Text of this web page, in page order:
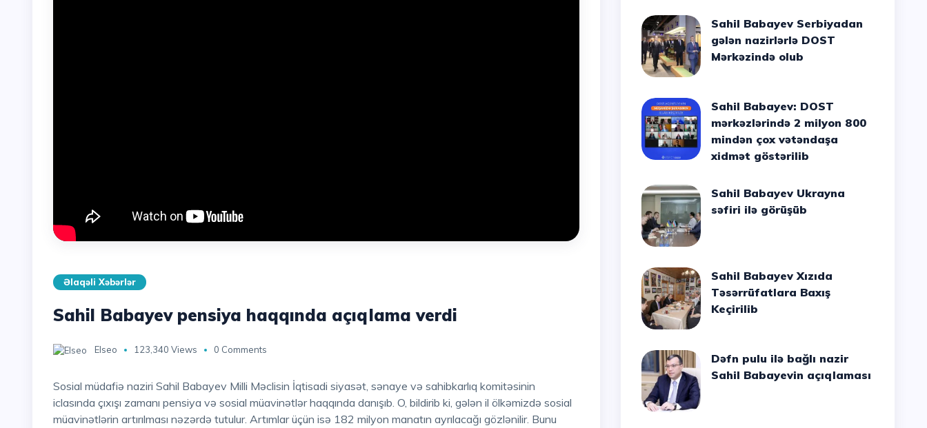
Əlaqəli Xəbərlər
Sahil Babayev pensiya haqqında açıqlama verdi
Elseo 123,340 Views 0 Comments
Sosial müdafiə naziri Sahil Babayev Milli Məclisin İqtisadi siyasət, sənaye və sahibkarlıq komitəsinin
iclasında çıxışı zamanı pensiya və sosial müavinətlər haqqında danışıb. O, bildirib ki, gələn il ölkəmizdə sosial
müavinətlərin artırılması nəzərdə tutulur. Artımlar üçün isə 182 milyon manatın ayrılacağı gözlənilir. Bunu
Sahil Babayev Serbiyadan
gələn nazirlərlə DOST
Mərkəzində olub
Sahil Babayev: DOST
mərkəzlərində 2 milyon 800
mindən çox vətəndaşa
xidmət göstərilib
Sahil Babayev Ukrayna
səfiri ilə görüşüb
Sahil Babayev Xızıda
Təsərrüfatlara Baxış
Keçirilib
Dəfn pulu ilə bağlı nazir
Sahil Babayevin açıqlaması